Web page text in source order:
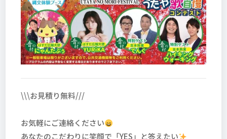
\\\お見積り無料///
お気軽にご連絡ください
あなたのこだわりに笑顔で「YES」と答えたい